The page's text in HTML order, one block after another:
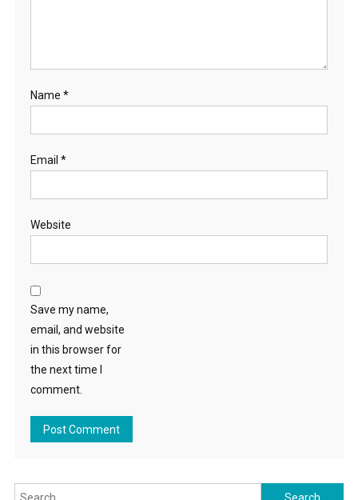
Name *
Email *
Website
Save my name,
email, and website
in this browser for
the next time I
comment.
Search for: